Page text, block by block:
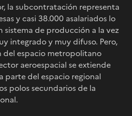
la subcontratación representa
y casi 38.000 asalariados lo
sistema de producción a la vez
integrado y muy difuso. Pero,
del espacio metropolitano
aeroespacial se extiende
parte del espacio regional
polos secundarios de la